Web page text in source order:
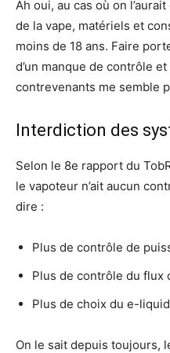
Ah oui, au cas où on
de la vape, matériels et
moins de 18 ans. Faire
d’un manque de contrôle
contrevenants me semble
Interdiction des
Selon le 8e rapport du
le vapoteur n’ait aucun
dire :
Plus de contrôle de
Plus de contrôle du flux
Plus de choix du e-
On le sait depuis toujours,